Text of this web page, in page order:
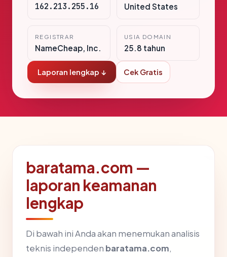
162.213.255.16 United States
REGISTRAR
NameCheap, Inc.
USIA DOMAIN
25.8 tahun
Laporan lengkap ↓ Cek Gratis
baratama.com —
laporan keamanan
lengkap
Di bawah ini Anda akan menemukan analisis
teknis independen baratama.com,